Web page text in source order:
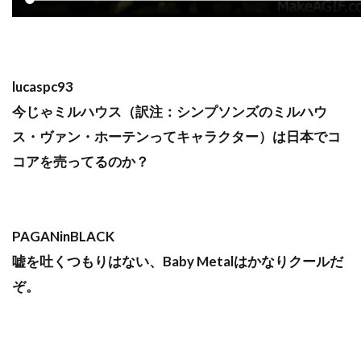
lucaspc93
今じゃミルハウス（訳注：シンプソンズのミルハウ
ス・ヴァン・ホーテンってキャラクター）は日本でコ
コアを売ってるのか？
PAGANinBLACK
嘘を吐くつもりはない、Baby Metalはかなりクールだ
ぞ。